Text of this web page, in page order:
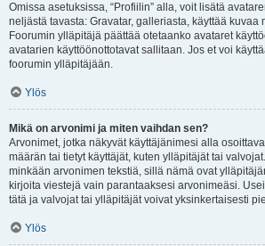
Omissa asetuksissa, “Profiilin” alla, voit lisätä
neljästä tavasta: Gravatar, galleriasta, käyttää kuvaa
Foorumin ylläpitäjä päättää otetaanko avataret
avatarien käyttöönottotavat sallitaan. Jos et voi
foorumin ylläpitäjään.
Ylös
Mikä on arvonimi ja miten vaihdan sen?
Arvonimet, jotka näkyvät käyttäjänimesi alla
määrän tai tietyt käyttäjät, kuten ylläpitäjät tai
minkään arvonimen tekstiä, sillä nämä ovat
kirjoita viestejä vain parantaaksesi arvonimeäsi.
tätä ja valvojat tai ylläpitäjät voivat yksinkertaisesti
Ylös